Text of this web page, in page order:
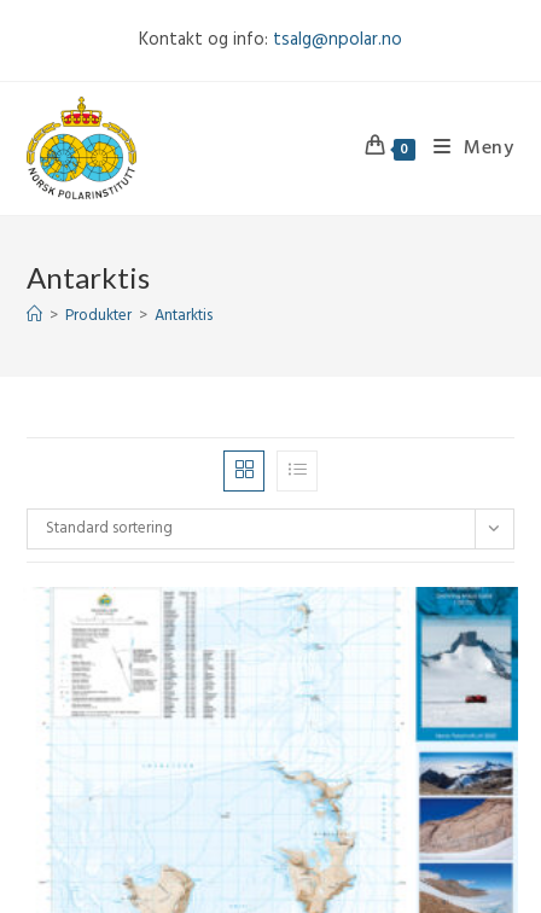
Kontakt og info: tsalg@npolar.no
0 Meny
Antarktis
> Produkter > Antarktis
Standard sortering